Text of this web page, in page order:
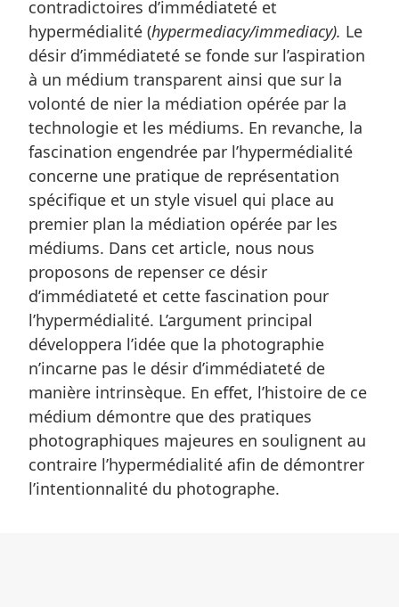
contradictoires d’immédiateté et
hypermédialité (hypermediacy/immediacy). Le
désir d’immédiateté se fonde sur l’aspiration
à un médium transparent ainsi que sur la
volonté de nier la médiation opérée par la
technologie et les médiums. En revanche, la
fascination engendrée par l’hypermédialité
concerne une pratique de représentation
spécifique et un style visuel qui place au
premier plan la médiation opérée par les
médiums. Dans cet article, nous nous
proposons de repenser ce désir
d’immédiateté et cette fascination pour
l’hypermédialité. L’argument principal
développera l’idée que la photographie
n’incarne pas le désir d’immédiateté de
manière intrinsèque. En effet, l’histoire de ce
médium démontre que des pratiques
photographiques majeures en soulignent au
contraire l’hypermédialité afin de démontrer
l’intentionnalité du photographe.